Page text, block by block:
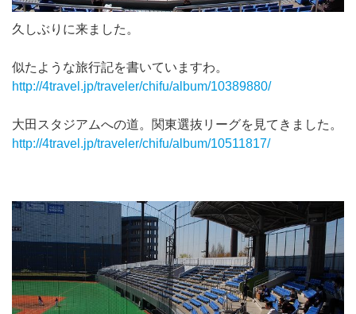
久しぶりに来ました。
似たような旅行記を書いていますわ。
http://4travel.jp/traveler/chifu/album/10389880/
大田スタジアムへの道。関東選抜リーグを見てきました。
http://4travel.jp/traveler/chifu/album/10511817/